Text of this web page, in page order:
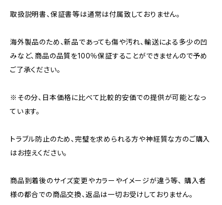
取扱説明書、保証書等は通常は付属致しておりません。
海外製品のため、新品であっても傷や汚れ、輸送による多少の凹
みなど、商品の品質を100％保証することができませんので予め
ご了承ください。
※その分、日本価格に比べて比較的安価での提供が可能となっ
ています。
トラブル防止のため、完璧を求められる方や神経質な方のご購入
はお控えください。
商品到着後のサイズ変更やカラーやイメージが違う等、 購入者
様の都合での商品交換、返品は一切お受けしておりません。